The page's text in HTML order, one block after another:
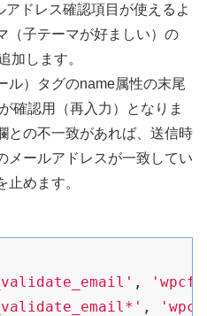
アドレス確認項目が使えるよ
（子テーマが好ましい）の
加します。
ル）タグのname属性の末尾
確認用（再入力）となりま
との不一致があれば、送信時
メールアドレスが一致してい
止めます。
,
,